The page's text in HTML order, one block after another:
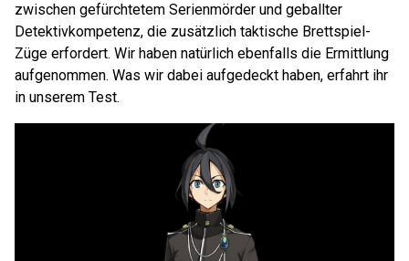
zwischen gefürchtetem Serienmörder und geballter
Detektivkompetenz, die zusätzlich taktische Brettspiel-
Züge erfordert. Wir haben natürlich ebenfalls die Ermittlung
aufgenommen. Was wir dabei aufgedeckt haben, erfahrt ihr
in unserem Test.